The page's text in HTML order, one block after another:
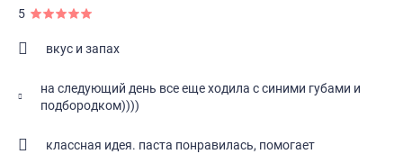
5
вкус и запах
на следующий день все еще ходила с синими губами и
подбородком))))
классная идея. паста понравилась, помогает